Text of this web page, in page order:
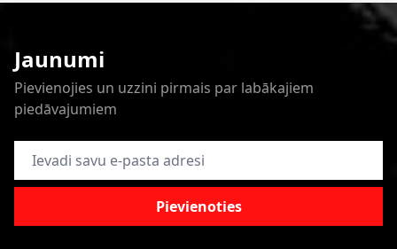
Jaunumi
Pievienojies un uzzini pirmais par labākajiem
piedāvajumiem
E-pasta adrese
Pievienoties